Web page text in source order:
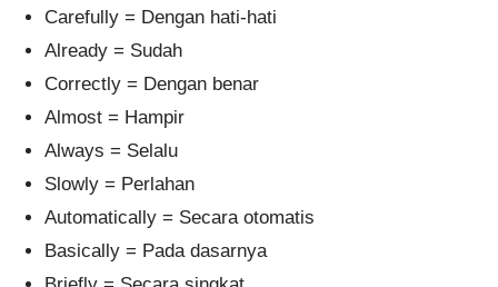
Carefully = Dengan hati-hati
Already = Sudah
Correctly = Dengan benar
Almost = Hampir
Always = Selalu
Slowly = Perlahan
Automatically = Secara otomatis
Basically = Pada dasarnya